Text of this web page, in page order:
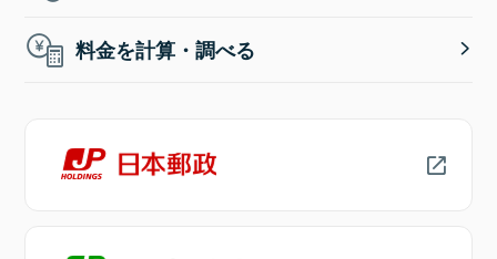
料金を計算・調べる